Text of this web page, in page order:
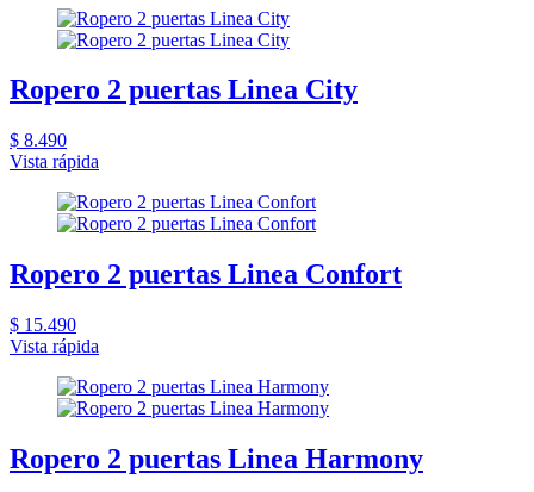
Ropero 2 puertas Linea City
$ 8.490
Vista rápida
Ropero 2 puertas Linea Confort
$ 15.490
Vista rápida
Ropero 2 puertas Linea Harmony